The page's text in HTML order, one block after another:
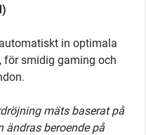
in optimala
för smidig gaming och
mäts baserat på
ändras beroende på